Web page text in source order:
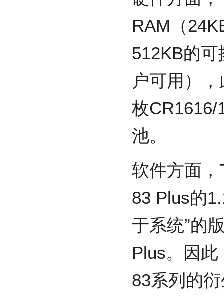
RAM（
512KB的
户可用）
枚CR1616/
池。
软件方面
83 Plus的
于系统”的
Plus。因
83系列的